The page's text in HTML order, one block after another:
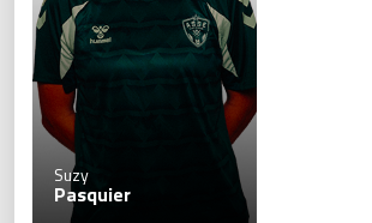
Suzy
Pasquier